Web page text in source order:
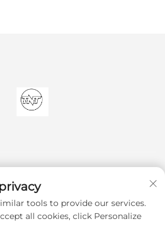
Abonnieren
tools to provide our services.
all cookies, click Personalize